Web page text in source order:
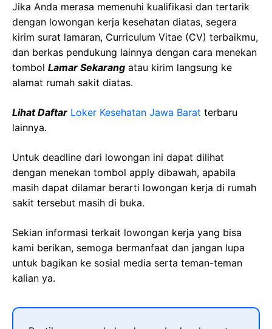
Jika Anda merasa memenuhi kualifikasi dan tertarik
dengan lowongan kerja kesehatan diatas, segera
kirim surat lamaran, Curriculum Vitae (CV) terbaikmu,
dan berkas pendukung lainnya dengan cara menekan
tombol Lamar Sekarang atau kirim langsung ke
alamat rumah sakit diatas.
Lihat Daftar Loker Kesehatan Jawa Barat terbaru
lainnya.
Untuk deadline dari lowongan ini dapat dilihat
dengan menekan tombol apply dibawah, apabila
masih dapat dilamar berarti lowongan kerja di rumah
sakit tersebut masih di buka.
Sekian informasi terkait lowongan kerja yang bisa
kami berikan, semoga bermanfaat dan jangan lupa
untuk bagikan ke sosial media serta teman-teman
kalian ya.